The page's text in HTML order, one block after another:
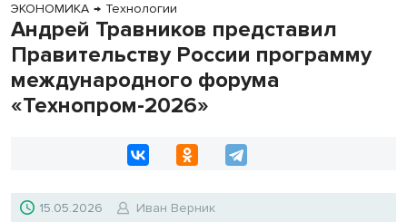
ЭКОНОМИКА → Технологии
Андрей Травников представил
Правительству России программу
международного форума
«Технопром-2026»
15.05.2026 Иван Верник